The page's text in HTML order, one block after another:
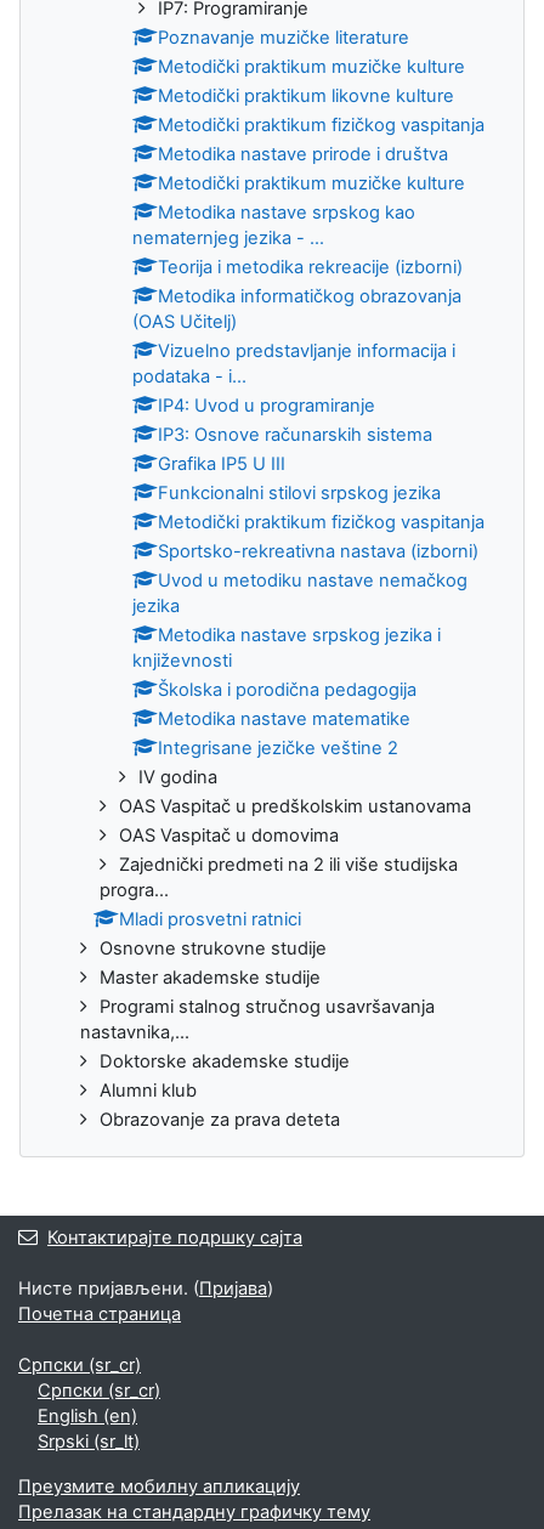
IP7: Programiranje
Poznavanje muzičke literature
Metodički praktikum muzičke kulture
Metodički praktikum likovne kulture
Metodički praktikum fizičkog vaspitanja
Metodika nastave prirode i društva
Metodički praktikum muzičke kulture
Metodika nastave srpskog kao
nematernjeg jezika - ...
Teorija i metodika rekreacije (izborni)
Metodika informatičkog obrazovanja
(OAS Učitelj)
Vizuelno predstavlјanje informacija i
podataka - i...
IP4: Uvod u programiranje
IP3: Osnove računarskih sistema
Grafika IP5 U III
Funkcionalni stilovi srpskog jezika
Metodički praktikum fizičkog vaspitanja
Sportsko-rekreativna nastava (izborni)
Uvod u metodiku nastave nemačkog
jezika
Metodika nastave srpskog jezika i
književnosti
Školska i porodična pedagogija
Metodika nastave matematike
Integrisane jezičke veštine 2
IV godina
OAS Vaspitač u predškolskim ustanovama
OAS Vaspitač u domovima
Zajednički predmeti na 2 ili više studijska
progra...
Mladi prosvetni ratnici
Osnovne strukovne studije
Master akademske studije
Programi stalnog stručnog usavršavanja
nastavnika,...
Doktorske akademske studije
Alumni klub
Obrazovanje za prava deteta
Контактирајте подршку сајта
Нисте пријављени. (Пријава)
Почетна страница
Српски ‎(sr_cr)‎
Српски ‎(sr_cr)‎
English ‎(en)‎
Srpski ‎(sr_lt)‎
Преузмите мобилну апликацију
Прелазак на стандардну графичку тему